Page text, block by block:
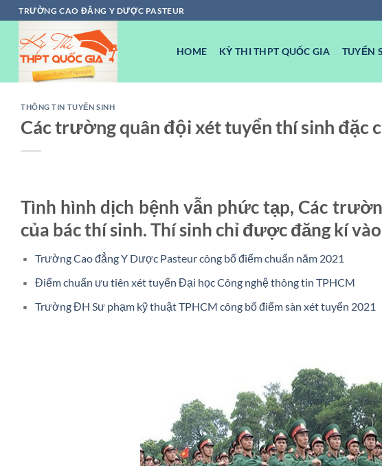
Chuyển
đến
dung
TRƯỜNG CAO ĐẲNG Y DƯỢC PASTEUR
HOME KỲ THI THPT QUỐC GIA TUYỂN
THÔNG TIN TUYỂN SINH
Các trường quân đội xét tuyển thí sinh đặc
Tình hình dịch bệnh vẫn phức tạp, Các
của bác thí sinh. Thí sinh chỉ được đăng kí
Trường Cao đẳng Y Dược Pasteur công bố điểm chuẩn năm 2021
Điểm chuẩn ưu tiên xét tuyển Đại học Công nghệ thông tin TPHCM
Trường ĐH Sư phạm kỹ thuật TPHCM công bố điểm sàn xét tuyển 2021